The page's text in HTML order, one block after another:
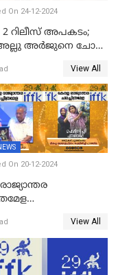
On 24-12-2024
റിലീസ് അപകടം;
അര്‍ജുനെ ചോദ്യം
View All
On 20-12-2024
അവാര്‍ഡ്
പായല്‍
സമ്മാനിച്ചു;
ഫാത്തിമയ്ക്ക്
View All